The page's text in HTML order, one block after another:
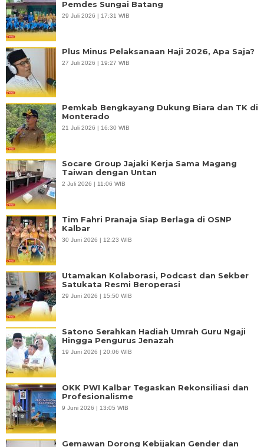
Pemdes Sungai Batang
29 Juli 2026 | 17:31 WIB
Plus Minus Pelaksanaan Haji 2026, Apa Saja?
27 Juli 2026 | 19:27 WIB
Pemkab Bengkayang Dukung Biara dan TK di
Monterado
21 Juli 2026 | 16:30 WIB
Socare Group Jajaki Kerja Sama Magang
Taiwan dengan Untan
2 Juli 2026 | 11:06 WIB
Tim Fahri Pranaja Siap Berlaga di OSNP
Kalbar
30 Juni 2026 | 12:23 WIB
Utamakan Kolaborasi, Podcast dan Sekber
Satukata Resmi Beroperasi
29 Juni 2026 | 15:50 WIB
Satono Serahkan Hadiah Umrah Guru Ngaji
Hingga Pengurus Jenazah
19 Juni 2026 | 20:06 WIB
OKK PWI Kalbar Tegaskan Rekonsiliasi dan
Profesionalisme
9 Juni 2026 | 13:05 WIB
Gemawan Dorong Kebijakan Gender dan